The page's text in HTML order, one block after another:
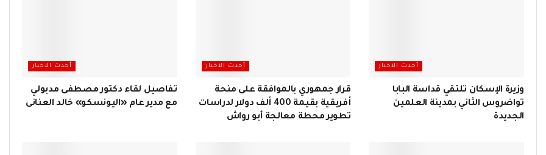
أحدث الاخبار
وزيرة الإسكان تلتقي قداسة البابا
تواضروس الثاني بمدينة العلمين
الجديدة
أحدث الاخبار
قرار جمهوري بالموافقة على منحة
أفريقية بقيمة 400 ألف دولار لدراسات
تطوير محطة معالجة أبو رواش
أحدث الاخبار
تفاصيل لقاء دكتور مصطفى مدبولي
مع مدير عام «اليونسكو» خالد العنانى